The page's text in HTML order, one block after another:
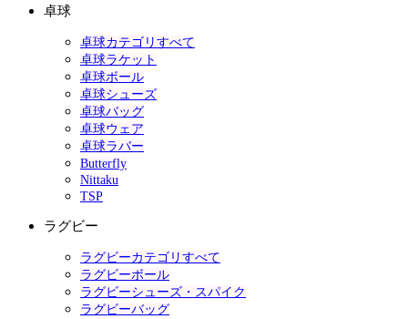
卓球
卓球カテゴリすべて
卓球ラケット
卓球ボール
卓球シューズ
卓球バッグ
卓球ウェア
卓球ラバー
Butterfly
Nittaku
TSP
ラグビー
ラグビーカテゴリすべて
ラグビーボール
ラグビーシューズ・スパイク
ラグビーバッグ